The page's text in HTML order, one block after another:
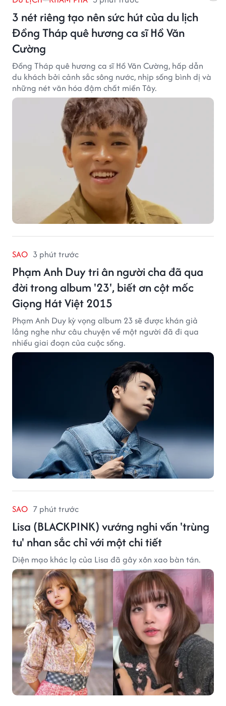
3 nét riêng tạo nên sức hút của du lịch
Đồng Tháp quê hương ca sĩ Hồ Văn
Cường
Đồng Tháp quê hương ca sĩ Hồ Văn Cường, hấp dẫn
du khách bởi cảnh sắc sông nước, nhịp sống bình dị và
những nét văn hóa đậm chất miền Tây.
SAO 3 phút trước
Phạm Anh Duy tri ân người cha đã qua
đời trong album '23', biết ơn cột mốc
Giọng Hát Việt 2015
Phạm Anh Duy kỳ vọng album 23 sẽ được khán giả
lắng nghe như câu chuyện về một người đã đi qua
nhiều giai đoạn của cuộc sống.
SAO 7 phút trước
Lisa (BLACKPINK) vướng nghi vấn 'trùng
tu' nhan sắc chỉ với một chi tiết
Diện mạo khác lạ của Lisa đã gây xôn xao bàn tán.